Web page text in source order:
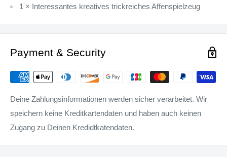
1 × Interessantes kreatives trickreiches Affenspielzeug
Payment & Security
Deine Zahlungsinformationen werden sicher verarbeitet. Wir
speichern keine Kreditkartendaten und haben auch keinen
Zugang zu Deinen Kredidtkatendaten.